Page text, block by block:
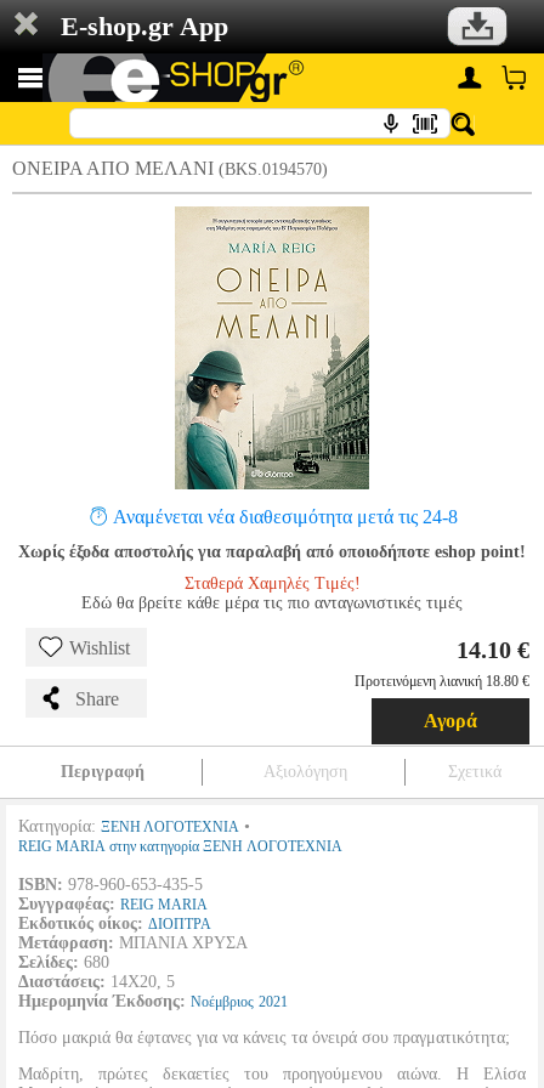
E-shop.gr App
ΟΝΕΙΡΑ ΑΠΟ ΜΕΛΑΝΙ (BKS.0194570)
Αναμένεται νέα διαθεσιμότητα μετά τις 24-8
Χωρίς έξοδα αποστολής για παραλαβή από οποιοδήποτε eshop point!
Σταθερά Χαμηλές Τιμές!
Εδώ θα βρείτε κάθε μέρα τις πιο ανταγωνιστικές τιμές
Wishlist
Share
14.10 €
Προτεινόμενη λιανική 18.80 €
Αγορά
Περιγραφή Αξιολόγηση Σχετικά
Κατηγορία: ΞΕΝΗ ΛΟΓΟΤΕΧΝΙΑ •
REIG MARIA στην κατηγορία ΞΕΝΗ ΛΟΓΟΤΕΧΝΙΑ
ISBN: 978-960-653-435-5
Συγγραφέας: REIG MARIA
Εκδοτικός οίκος: ΔΙΟΠΤΡΑ
Μετάφραση: ΜΠΑΝΙΑ ΧΡΥΣΑ
Σελίδες: 680
Διαστάσεις: 14Χ20, 5
Ημερομηνία Έκδοσης: Νοέμβριος 2021
Πόσο μακριά θα έφτανες για να κάνεις τα όνειρά σου πραγματικότητα;
Μαδρίτη, πρώτες δεκαετίες του προηγούμενου αιώνα. Η Ελίσα